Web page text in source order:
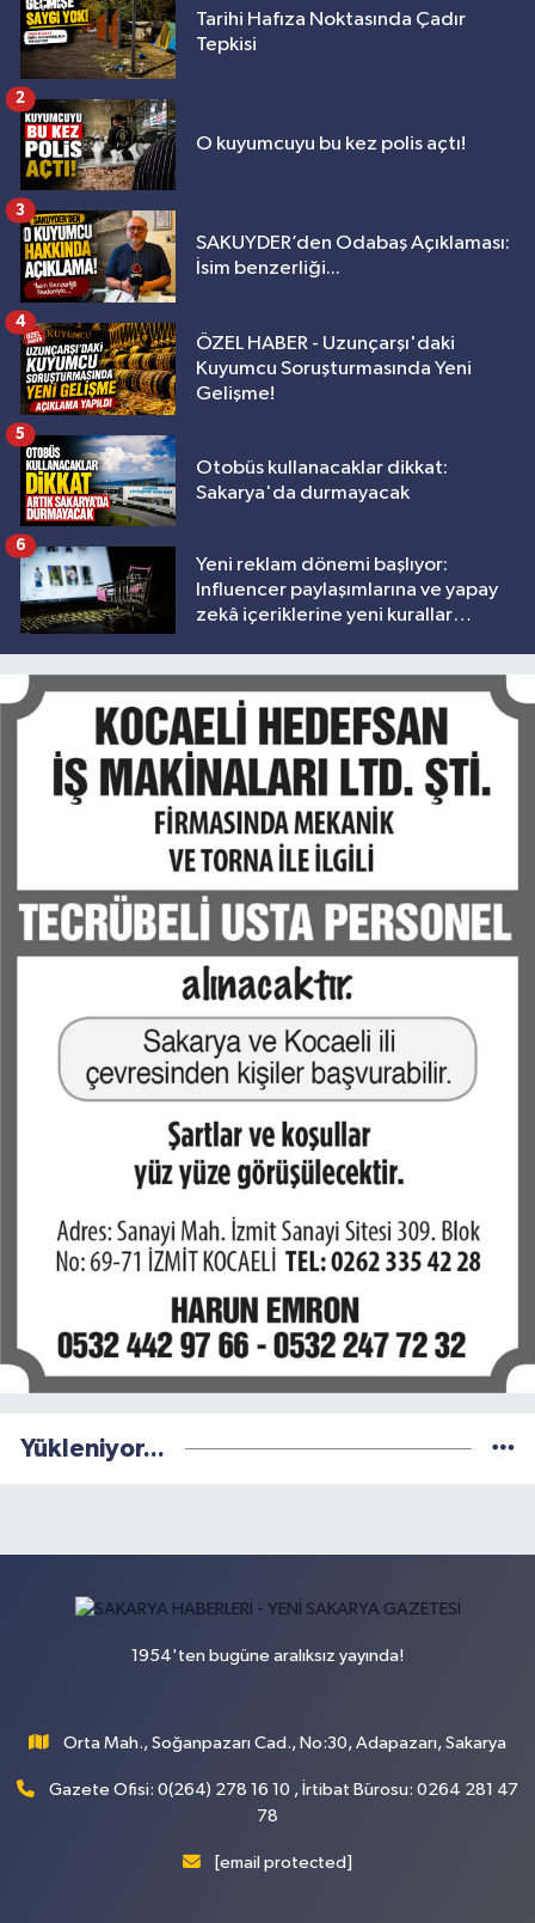
Tarihi Hafıza Noktasında Çadır
Tepkisi
O kuyumcuyu bu kez polis açtı!
2
SAKUYDER’den Odabaş Açıklaması:
İsim benzerliği...
3
ÖZEL HABER - Uzunçarşı'daki
Kuyumcu Soruşturmasında Yeni
Gelişme!
4
Otobüs kullanacaklar dikkat:
Sakarya'da durmayacak
5
Yeni reklam dönemi başlıyor:
Influencer paylaşımlarına ve yapay
zekâ içeriklerine yeni kurallar
6
Yükleniyor...
1954'ten bugüne aralıksız yayında!
Orta Mah., Soğanpazarı Cad., No:30, Adapazarı, Sakarya
Gazete Ofisi: 0(264) 278 16 10 , İrtibat Bürosu: 0264 281 47
78
[email protected]